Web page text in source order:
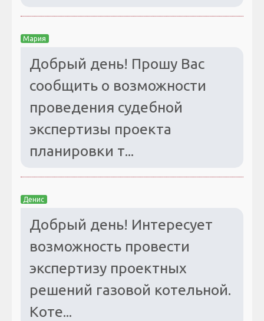
Мария
Добрый день! Прошу Вас
сообщить о возможности
проведения судебной
экспертизы проекта
планировки т...
Денис
Добрый день! Интересует
возможность провести
экспертизу проектных
решений газовой котельной.
Коте...